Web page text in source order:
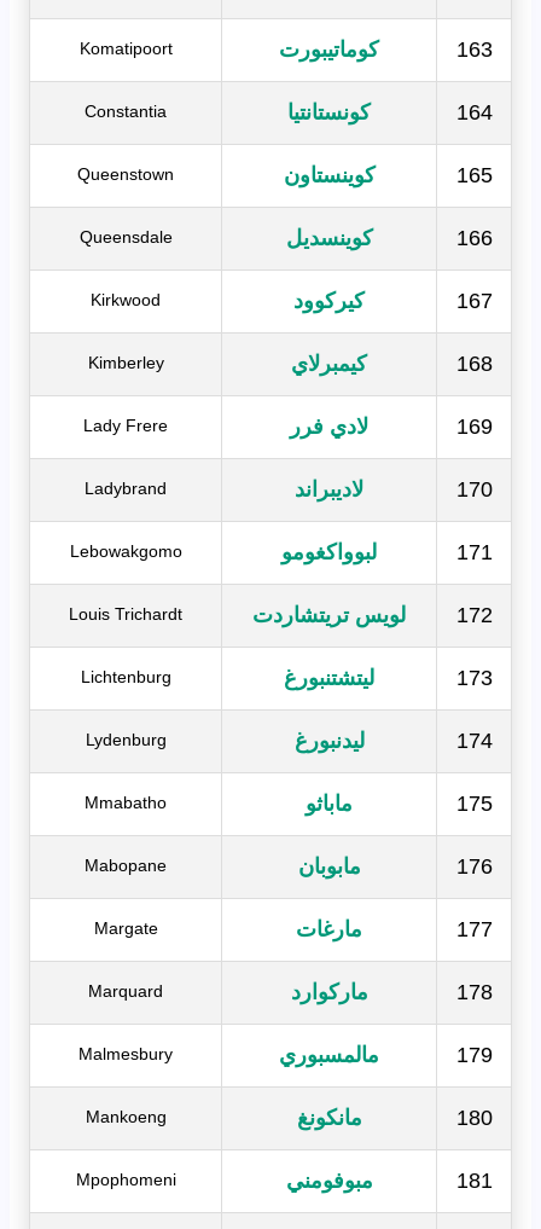
163 كوماتيبورت Komatipoort
164 كونستانتيا Constantia
165 كوينستاون Queenstown
166 كوينسديل Queensdale
167 كيركوود Kirkwood
168 كيمبرلاي Kimberley
169 لادي فرر Lady Frere
170 لاديبراند Ladybrand
171 لبوواكغومو Lebowakgomo
172 لويس تريتشاردت Louis Trichardt
173 ليتشتنبورغ Lichtenburg
174 ليدنبورغ Lydenburg
175 ماباثو Mmabatho
176 مابوبان Mabopane
177 مارغات Margate
178 ماركوارد Marquard
179 مالمسبوري Malmesbury
180 مانكونغ Mankoeng
181 مبوفومني Mpophomeni